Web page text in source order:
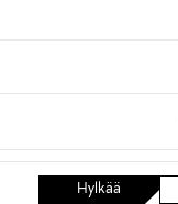
Hylkää